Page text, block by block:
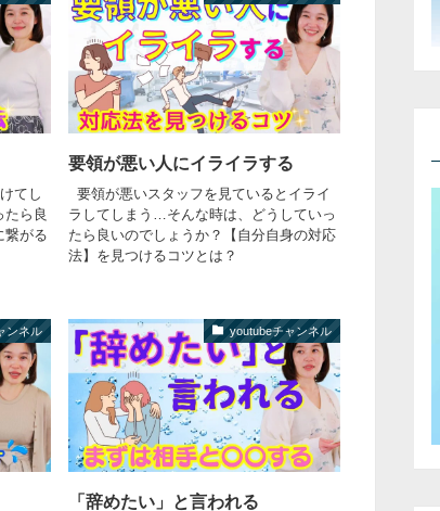
てし
ら良
繋がる
要領が悪い人にイライラする
要領が悪いスタッフを見ているとイライ
ラしてしまう…そんな時は、どうしていっ
たら良いのでしょうか？【自分自身の対応
法】を見つけるコツとは？
ンネル youtubeチャンネル
「辞めたい」と言われる